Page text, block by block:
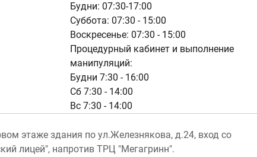
Будни: 07:30-17:00
Суббота: 07:30 - 15:00
Воскресенье: 07:30 - 15:00
Процедурный кабинет и выполнение
манипуляций:
Будни 7:30 - 16:00
Сб 7:30 - 14:00
Вс 7:30 - 14:00
этаже здания по ул.Железнякова, д.24, вход со
лицей", напротив ТРЦ "Мегагринн".